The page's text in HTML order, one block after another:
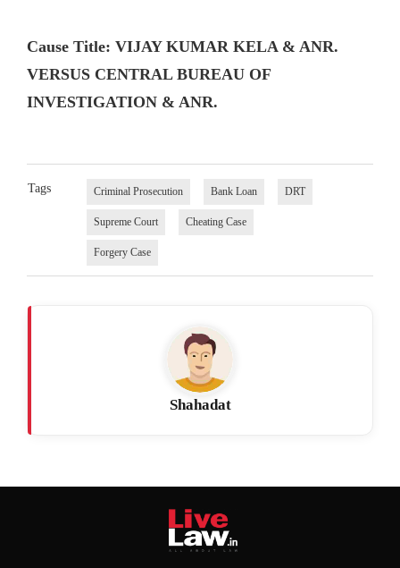
Cause Title: VIJAY KUMAR KELA & ANR.
VERSUS CENTRAL BUREAU OF
INVESTIGATION & ANR.
Tags Criminal Prosecution Bank Loan DRT
Supreme Court Cheating Case
Forgery Case
Shahadat